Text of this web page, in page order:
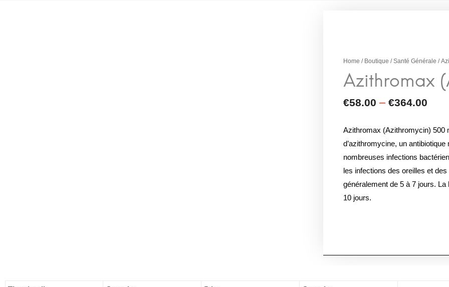
Home / Boutique /Santé Générale /
Azithromax (Azithromycin) 500
d’azithromycine, un
nombreuses infections
les infections des oreilles et
généralement de 5 à 7 jours. La
10 jours.